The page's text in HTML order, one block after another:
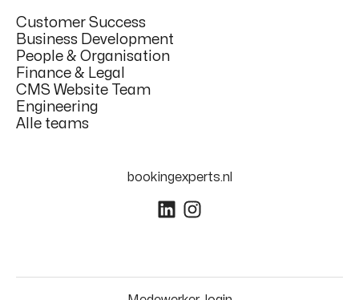
Customer Success
Business Development
People & Organisation
Finance & Legal
CMS Website Team
Engineering
Alle teams
bookingexperts.nl